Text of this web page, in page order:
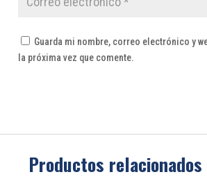
Guarda mi nombre, correo electrónico y
la próxima vez que comente.
Productos relacionados